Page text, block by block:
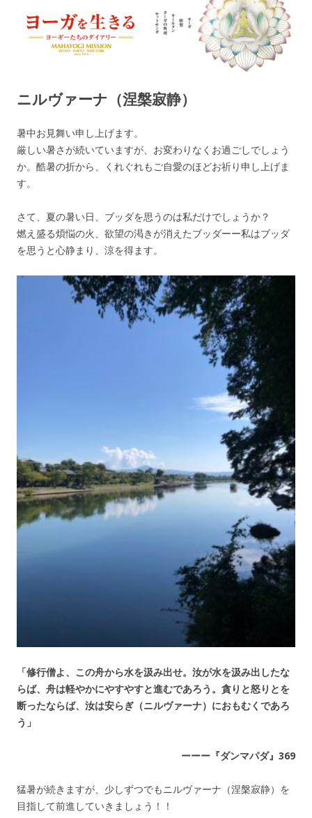
ヨーガを生きる — MAHAYOGI
MISSION ブログ
ニルヴァーナ（涅槃寂静）
暑中お見舞い申し上げます。
厳しい暑さが続いていますが、お変わりなくお過ごしでしょう
か。酷暑の折から、くれぐれもご自愛のほどお祈り申し上げま
す。
さて、夏の暑い日、ブッダを思うのは私だけでしょうか？
燃え盛る煩悩の火、欲望の渇きが消えたブッダーー私はブッダ
を思うと心静まり、涼を得ます。
「修行僧よ、この舟から水を汲み出せ。汝が水を汲み出したな
らば、舟は軽やかにやすやすと進むであろう。貪りと怒りとを
断ったならば、汝は安らぎ（ニルヴァーナ）におもむくであろ
う」
ーーー『ダンマパダ』369
猛暑が続きますが、少しずつでもニルヴァーナ（涅槃寂静）を
目指して前進していきましょう！！